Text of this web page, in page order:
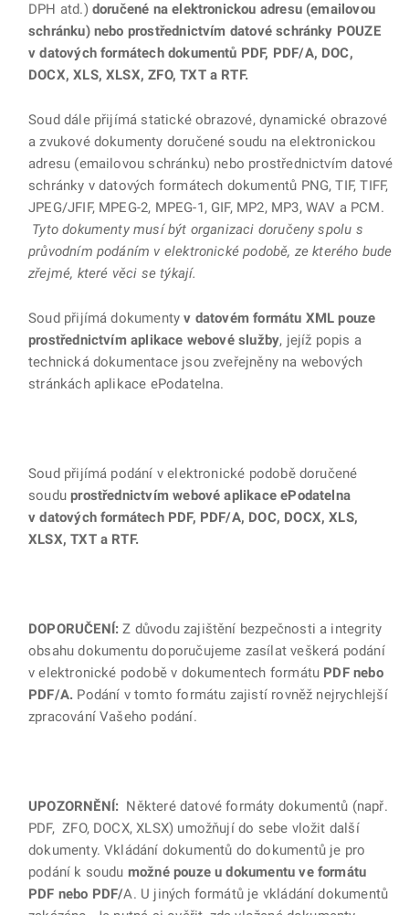
DPH atd.) doručené na elektronickou adresu (emailovou
schránku) nebo prostřednictvím datové schránky POUZE
v datových formátech dokumentů PDF, PDF/A, DOC,
DOCX, XLS, XLSX, ZFO, TXT a RTF.
Soud dále přijímá statické obrazové, dynamické obrazové
a zvukové dokumenty doručené soudu na elektronickou
adresu (emailovou schránku) nebo prostřednictvím datové
schránky v datových formátech dokumentů PNG, TIF, TIFF,
JPEG/JFIF, MPEG-2, MPEG-1, GIF, MP2, MP3, WAV a PCM.
Tyto dokumenty musí být organizaci doručeny spolu s
průvodním podáním v elektronické podobě, ze kterého bude
zřejmé, které věci se týkají.
Soud přijímá dokumentyv datovém formátu XML pouze
prostřednictvím aplikace webové služby, jejíž popis a
technická dokumentace jsou zveřejněny na webových
stránkách aplikace ePodatelna.
Soud přijímá podání v elektronické podobě doručené
souduprostřednictvím webové aplikace ePodatelna
v datových formátech PDF, PDF/A, DOC, DOCX, XLS,
XLSX, TXT a RTF.
DOPORUČENÍ:Z důvodu zajištění bezpečnosti a integrity
obsahu dokumentu doporučujeme zasílat veškerá podání
v elektronické podobě v dokumentech formátu PDF nebo
PDF/A. Podání v tomto formátu zajistí rovněž nejrychlejší
zpracování Vašeho podání.
UPOZORNĚNÍ: Některé datové formáty dokumentů (např.
PDF, ZFO, DOCX, XLSX) umožňují do sebe vložit další
dokumenty. Vkládání dokumentů do dokumentů je pro
podání k soudu možné pouze u dokumentu ve formátu
PDF nebo PDF/A. U jiných formátů je vkládání dokumentů